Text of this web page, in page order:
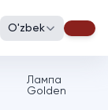
O'zbek
Лампа
Golden